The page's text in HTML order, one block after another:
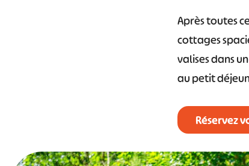
Après toutes
cottages
valises dans
au petit
Réservez